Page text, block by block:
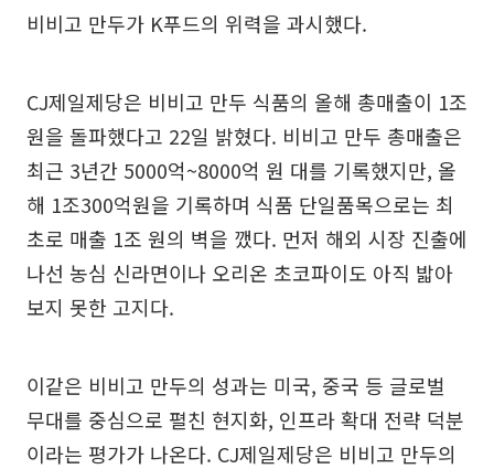
비비고 만두가 K푸드의 위력을 과시했다.
CJ제일제당은 비비고 만두 식품의 올해 총매출이 1조
원을 돌파했다고 22일 밝혔다. 비비고 만두 총매출은
최근 3년간 5000억~8000억 원 대를 기록했지만, 올
해 1조300억원을 기록하며 식품 단일품목으로는 최
초로 매출 1조 원의 벽을 깼다. 먼저 해외 시장 진출에
나선 농심 신라면이나 오리온 초코파이도 아직 밟아
보지 못한 고지다.
이같은 비비고 만두의 성과는 미국, 중국 등 글로벌
무대를 중심으로 펼친 현지화, 인프라 확대 전략 덕분
이라는 평가가 나온다. CJ제일제당은 비비고 만두의